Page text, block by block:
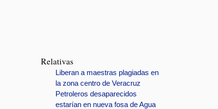
Relativas
Liberan a maestras plagiadas en
la zona centro de Veracruz
Petroleros desaparecidos
estarían en nueva fosa de Agua